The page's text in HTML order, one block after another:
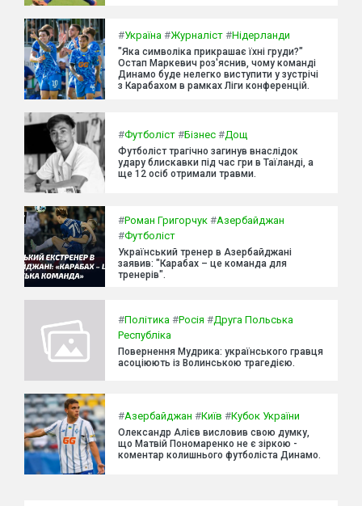
#Україна #Журналіст #Нідерланди
"Яка символіка прикрашає їхні груди?"
Остап Маркевич роз'яснив, чому команді
Динамо буде нелегко виступити у зустрічі
з Карабахом в рамках Ліги конференцій.
#Футболіст #Бізнес #Дощ
Футболіст трагічно загинув внаслідок
удару блискавки під час гри в Таїланді, а
ще 12 осіб отримали травми.
#Роман Григорчук #Азербайджан
#Футболіст
Український тренер в Азербайджані
заявив: "Карабах – це команда для
тренерів".
#Політика #Росія #Друга Польська
Республіка
Повернення Мудрика: українського гравця
асоціюють із Волинською трагедією.
#Азербайджан #Київ #Кубок України
Олександр Алієв висловив свою думку,
що Матвій Пономаренко не є зіркою -
коментар колишнього футболіста Динамо.